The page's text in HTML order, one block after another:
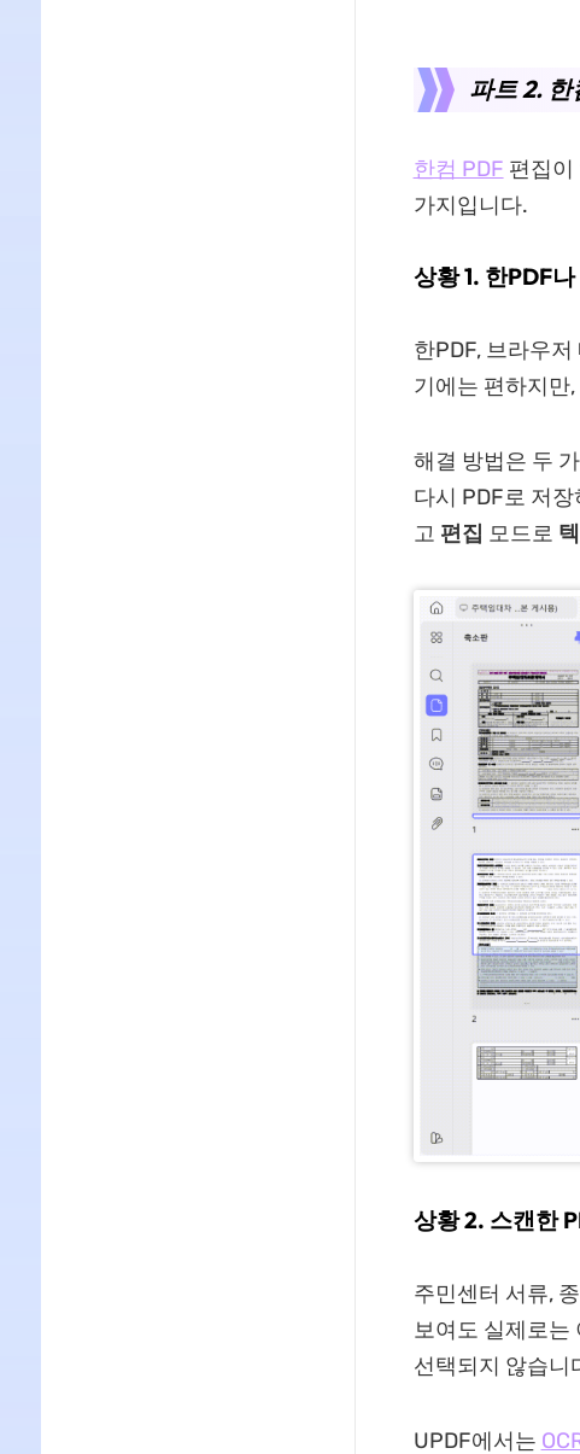
파트 2.
한컴 PDF 편집이
가지입니다.
상황 1. 한PDF
한PDF, 브라우
기에는 편하지만
해결 방법은 두
다시 PDF로 저
고 편집 모드로
상황 2. 스캔한
주민센터 서류,
보여도 실제로는
선택되지 않습니
UPDF에서는